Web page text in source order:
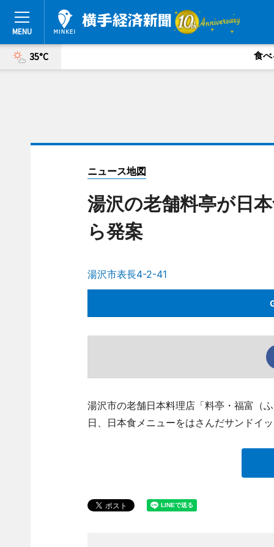
35°C 食べ
ニュース地図
湯沢の老舗料亭が日
ら発案
湯沢市表長4-2-41
湯沢市の老舗日本料理店「料亭・福富（
日、日本食メニューをはさんだサンドイ